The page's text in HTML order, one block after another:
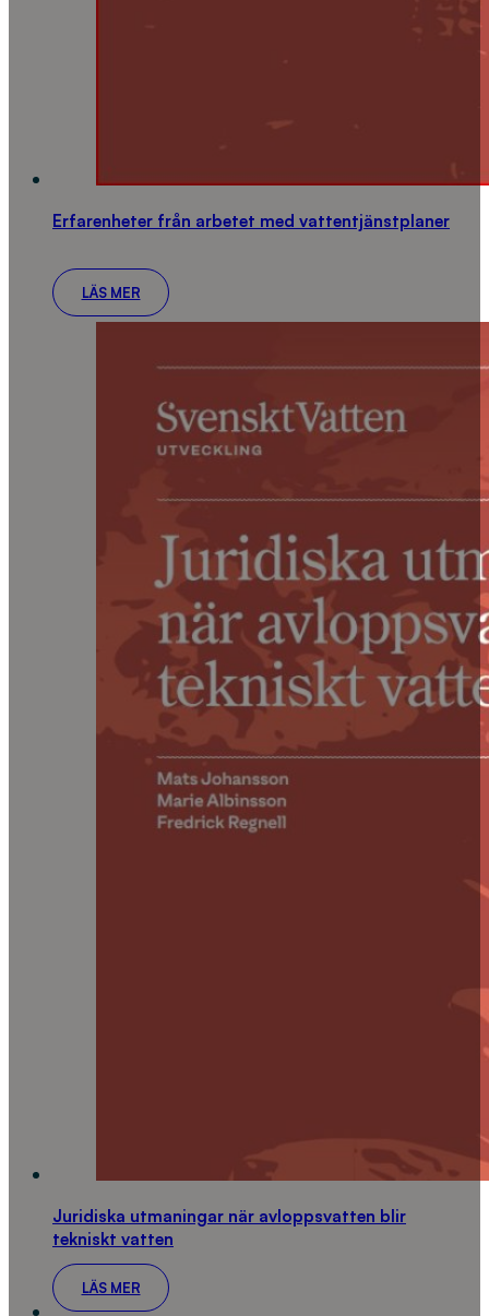
Erfarenheter från arbetet med vattentjänstplaner
LÄS MER
Juridiska utmaningar när avloppsvatten blir
tekniskt vatten
LÄS MER